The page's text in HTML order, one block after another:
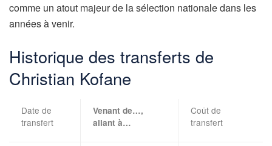
comme un atout majeur de la sélection nationale dans les
années à venir.
Historique des transferts de
Christian Kofane
Date de
transfert
Venant de…,
allant à…
Coût de
transfert